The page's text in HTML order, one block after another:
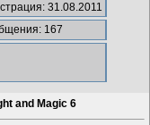
31.08.2011
167
and Magic 6